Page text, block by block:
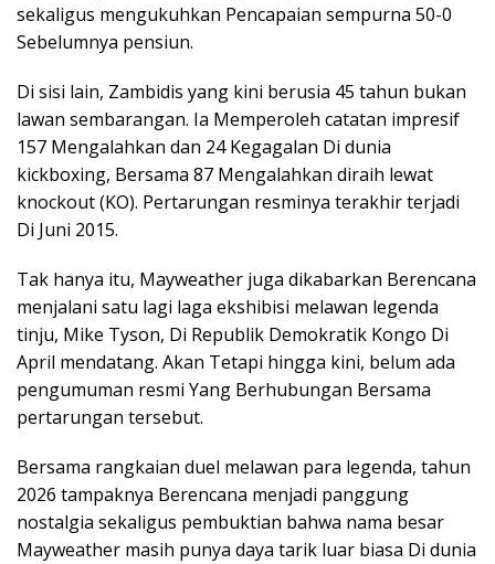
sekaligus mengukuhkan Pencapaian sempurna 50-0
Sebelumnya pensiun.
Di sisi lain, Zambidis yang kini berusia 45 tahun bukan
lawan sembarangan. Ia Memperoleh catatan impresif
157 Mengalahkan dan 24 Kegagalan Di dunia
kickboxing, Bersama 87 Mengalahkan diraih lewat
knockout (KO). Pertarungan resminya terakhir terjadi
Di Juni 2015.
Tak hanya itu, Mayweather juga dikabarkan Berencana
menjalani satu lagi laga ekshibisi melawan legenda
tinju, Mike Tyson, Di Republik Demokratik Kongo Di
April mendatang. Akan Tetapi hingga kini, belum ada
pengumuman resmi Yang Berhubungan Bersama
pertarungan tersebut.
Bersama rangkaian duel melawan para legenda, tahun
2026 tampaknya Berencana menjadi panggung
nostalgia sekaligus pembuktian bahwa nama besar
Mayweather masih punya daya tarik luar biasa Di dunia